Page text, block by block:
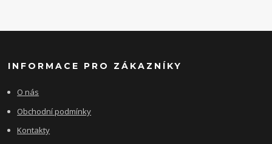
INFORMACE PRO ZÁKAZNÍKY
O nás
Obchodní podmínky
Kontakty